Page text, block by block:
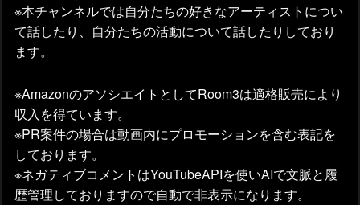
※本チャンネルでは自分たちの好きなアーティストについ
て話したり、自分たちの活動について話したりしており
ます。
※AmazonのアソシエイトとしてRoom3は適格販売により
収入を得ています。
※PR案件の場合は動画内にプロモーションを含む表記を
しております。
※ネガティブコメントはYouTubeAPIを使いAIで文脈と履
歴管理しておりますので自動で非表示になります。